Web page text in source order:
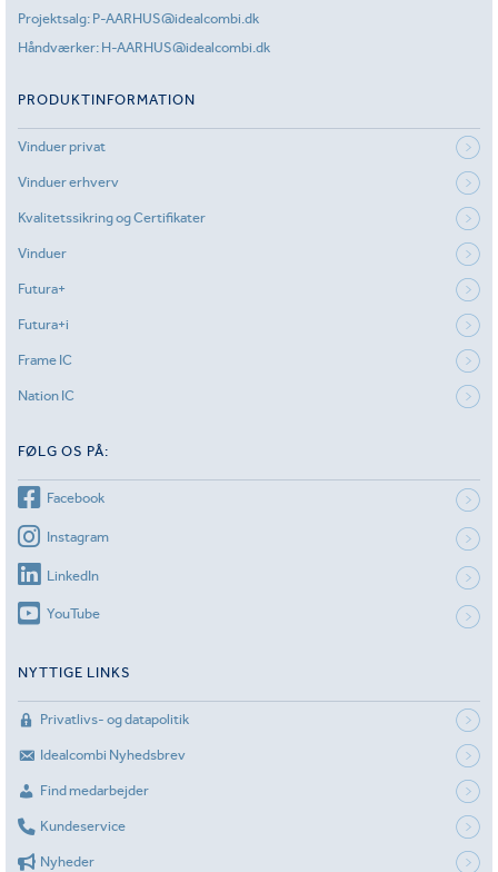
Projektsalg: P-AARHUS@idealcombi.dk
Håndværker: H-AARHUS@idealcombi.dk
PRODUKTINFORMATION
Vinduer privat
Vinduer erhverv
Kvalitetssikring og Certifikater
Vinduer
Futura+
Futura+i
Frame IC
Nation IC
FØLG OS PÅ:
Facebook
Instagram
LinkedIn
YouTube
NYTTIGE LINKS
Privatlivs- og datapolitik
Idealcombi Nyhedsbrev
Find medarbejder
Kundeservice
Nyheder